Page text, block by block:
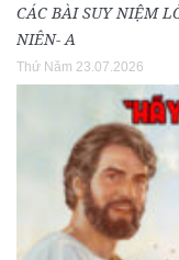
CÁC BÀI SUY NIỆM
NIÊN- A
Thứ Năm 23.07.2026